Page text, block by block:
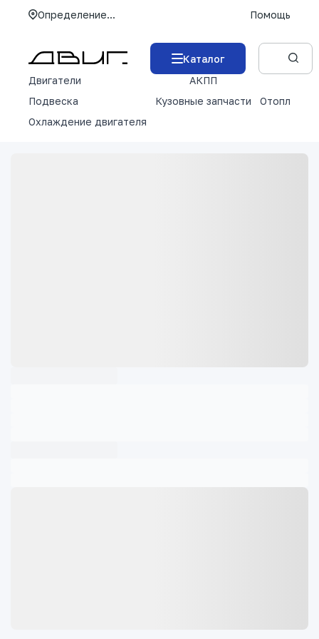
Определение... Помощь
Каталог
Двигатели
АКПП
Подвеска
Кузовные запчасти
Отопление
Охлаждение двигателя